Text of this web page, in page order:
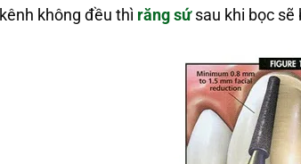
kênh không đều thì răng sứ sau khi bọc sẽ